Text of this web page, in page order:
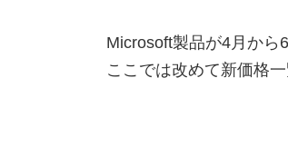
Microsoft製品が4月から
ここでは改めて新価格一